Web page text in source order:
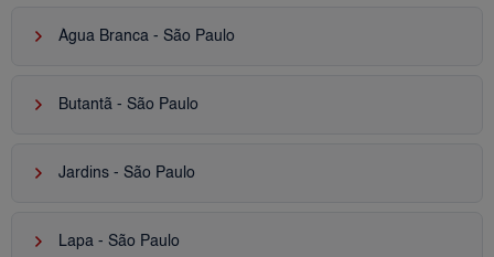
keyboard_arrow_right Água Branca - São Paulo
keyboard_arrow_right Butantã - São Paulo
keyboard_arrow_right Jardins - São Paulo
keyboard_arrow_right Lapa - São Paulo